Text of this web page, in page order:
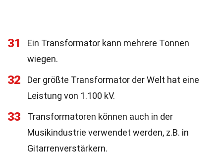
31
Ein Transformator kann mehrere Tonnen
wiegen.
32
Der größte Transformator der Welt hat eine
Leistung von 1.100 kV.
33
Transformatoren können auch in der
Musikindustrie verwendet werden, z.B. in
Gitarrenverstärkern.